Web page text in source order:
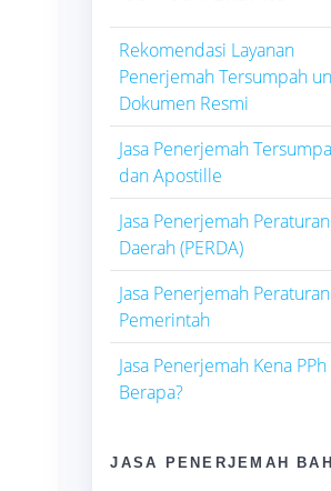
Rekomendasi Layanan
Penerjemah Tersumpah
Dokumen Resmi
Jasa Penerjemah
dan Apostille
Jasa Penerjemah Peraturan
Daerah (PERDA)
Jasa Penerjemah Peraturan
Pemerintah
Jasa Penerjemah Kena PPh
Berapa?
JASA PENERJEMAH